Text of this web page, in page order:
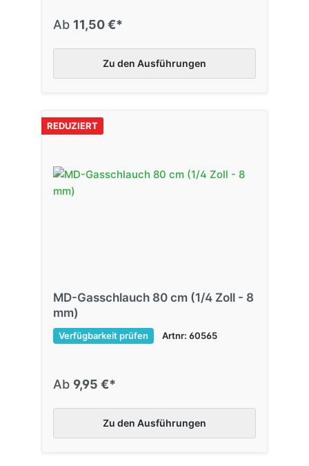
Ab 11,50 €*
Zu den Ausführungen
REDUZIERT
MD-Gasschlauch 80 cm (1/4 Zoll - 8
mm)
Verfügbarkeit prüfen Artnr: 60565
Ab 9,95 €*
Zu den Ausführungen